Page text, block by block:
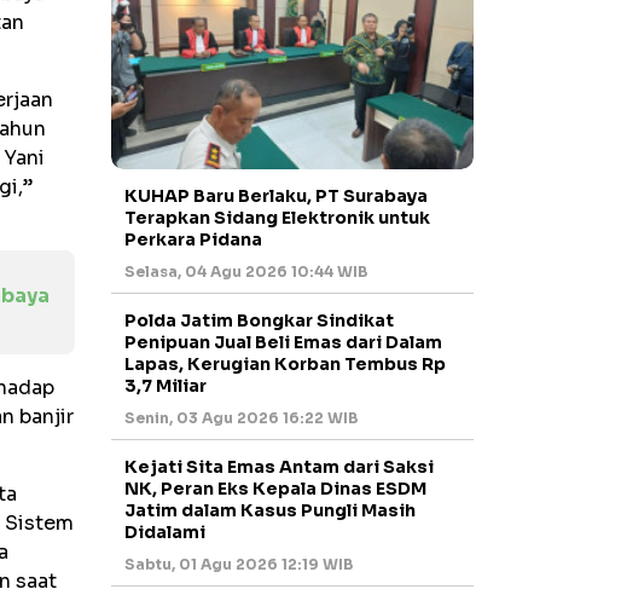
banjir
Sistem
saat
KUHAP Baru Berlaku, PT Surabaya
Terapkan Sidang Elektronik untuk
Perkara Pidana
Selasa, 04 Agu 2026 10:44 WIB
Polda Jatim Bongkar Sindikat
Penipuan Jual Beli Emas dari Dalam
Lapas, Kerugian Korban Tembus Rp
3,7 Miliar
Senin, 03 Agu 2026 16:22 WIB
Kejati Sita Emas Antam dari Saksi
NK, Peran Eks Kepala Dinas ESDM
Jatim dalam Kasus Pungli Masih
Didalami
Sabtu, 01 Agu 2026 12:19 WIB